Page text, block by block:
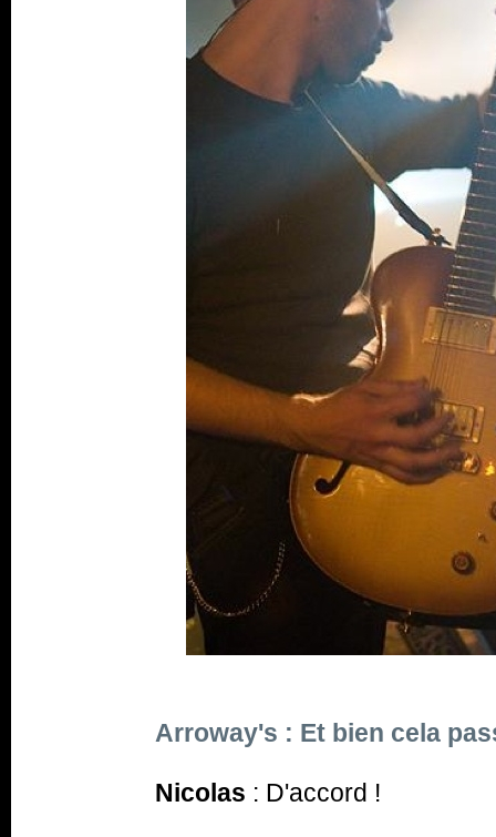
Arroway's : Et bien cela
Nicolas : D'accord !